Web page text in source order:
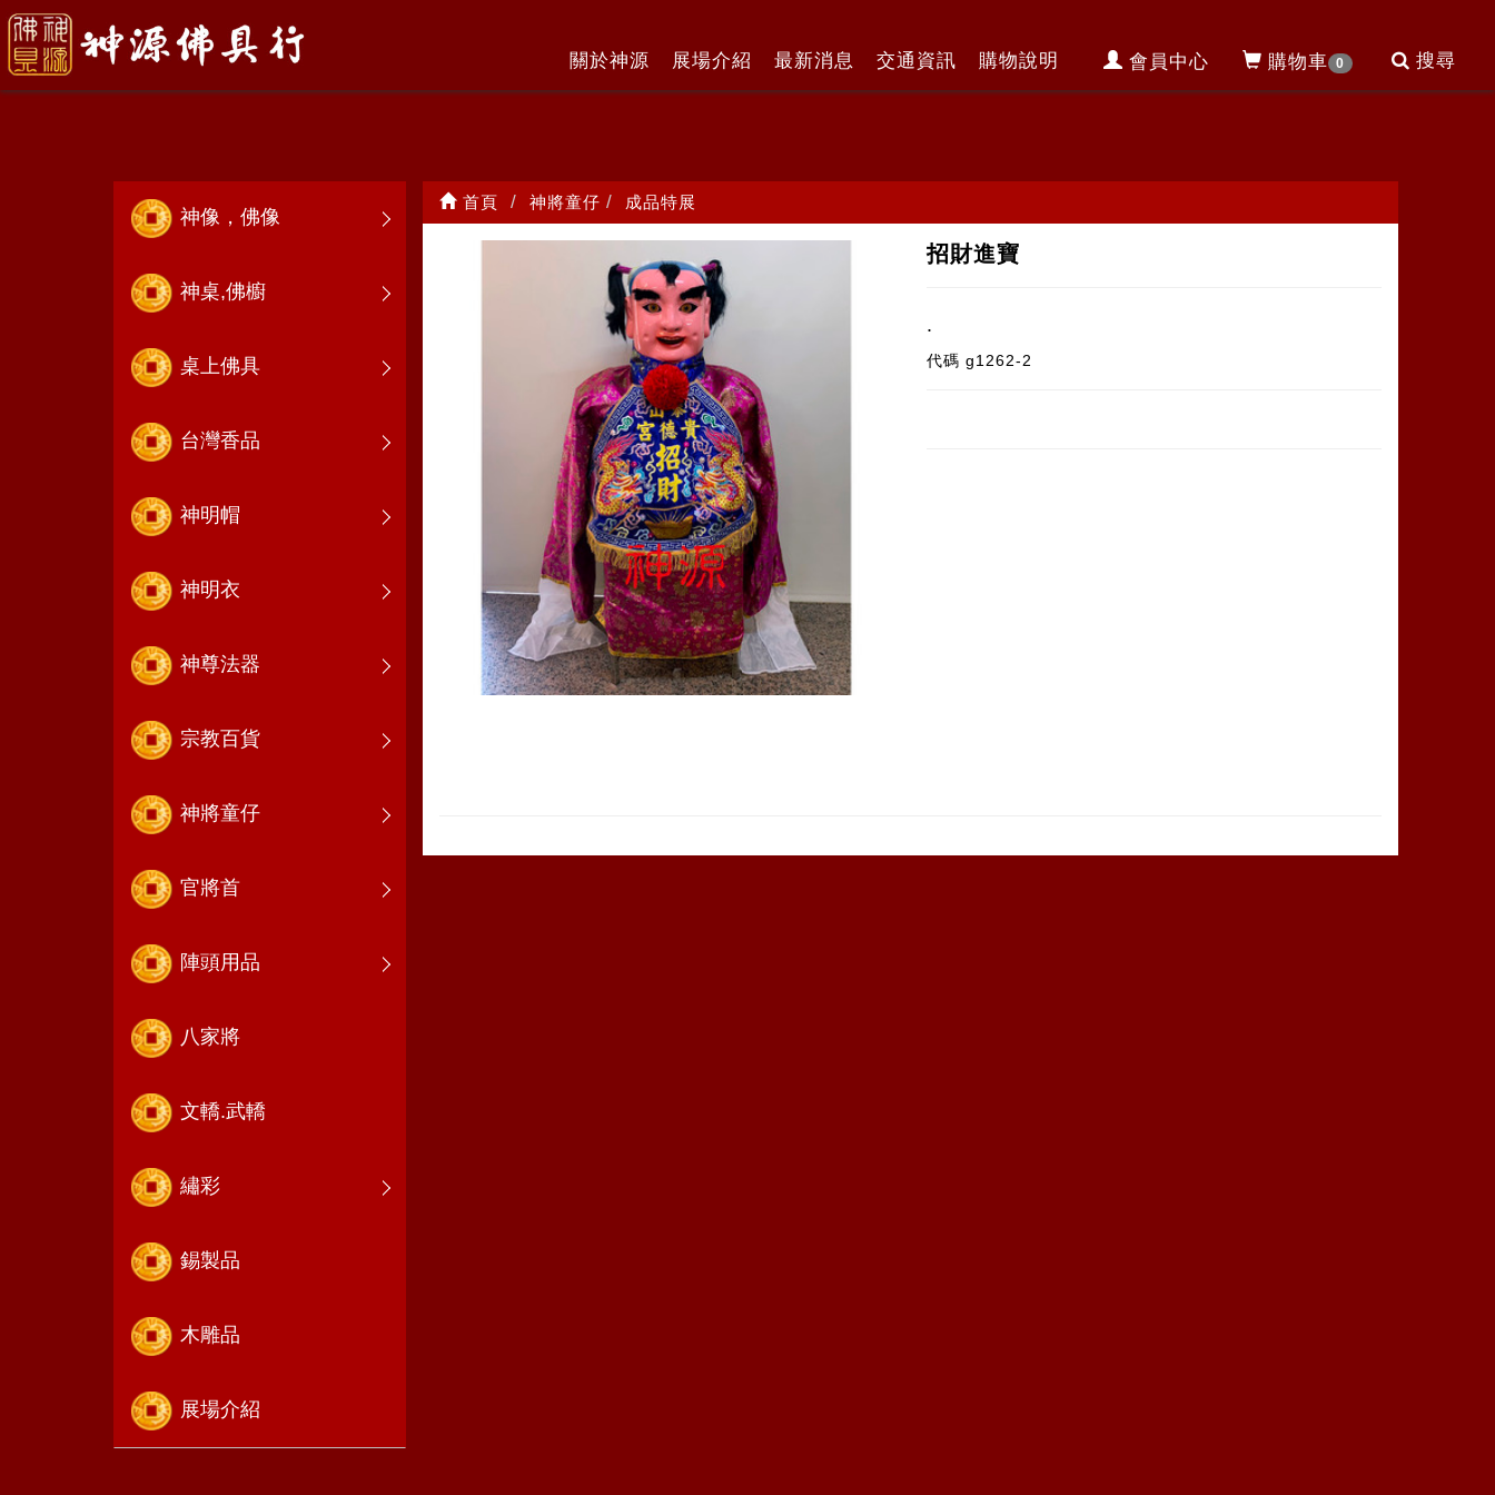
會員中心 購物車 0 搜尋
關於神源 展場介紹 最新消息 交通資訊 購物說明
成品特展
神像，佛像
神桌,佛櫥
桌上佛具
台灣香品
神明帽
神明衣
神尊法器
宗教百貨
神將童仔
官將首
陣頭用品
八家將
文轎.武轎
繡彩
錫製品
木雕品
展場介紹
首頁 神將童仔 成品特展
招財進寶
.
代碼g1262-2